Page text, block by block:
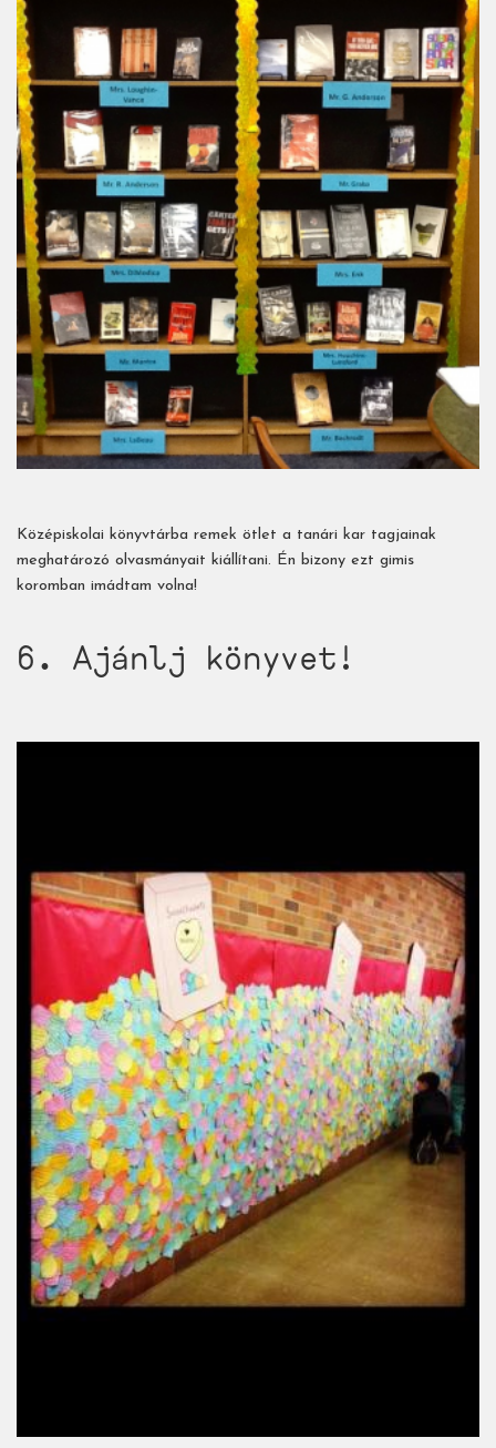
Középiskolai könyvtárba remek ötlet a tanári kar tagjainak
meghatározó olvasmányait kiállítani. Én bizony ezt gimis
koromban imádtam volna!
6. Ajánlj könyvet!